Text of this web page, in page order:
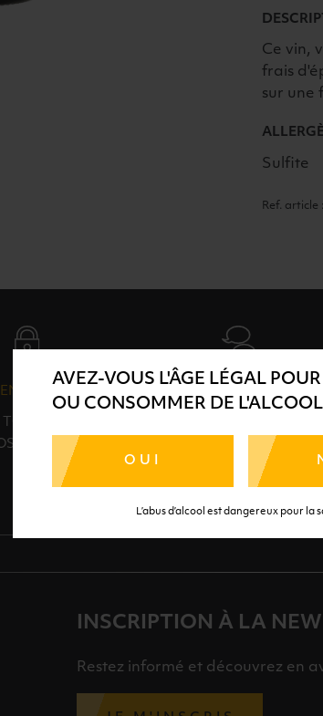
AVEZ-VOUS L'ÂGE LÉGAL
OU CONSOMMER DE
OUI
L’abus d’alcool est dangereux pour la
Ce vin,
frais
sur une
Sulfite
Ref. article
SÉCURISÉ
TOUTE SÉRÉNITÉ
PARTENAIRES
VOTRE DISPOSITION
INSCRIPTION À LA
Restez informé et découvrez en